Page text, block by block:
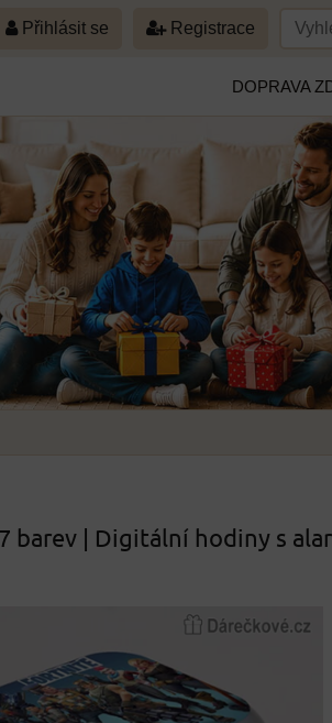
Přihlásit se Registrace
DOPRAVA
barev | Digitální hodiny s